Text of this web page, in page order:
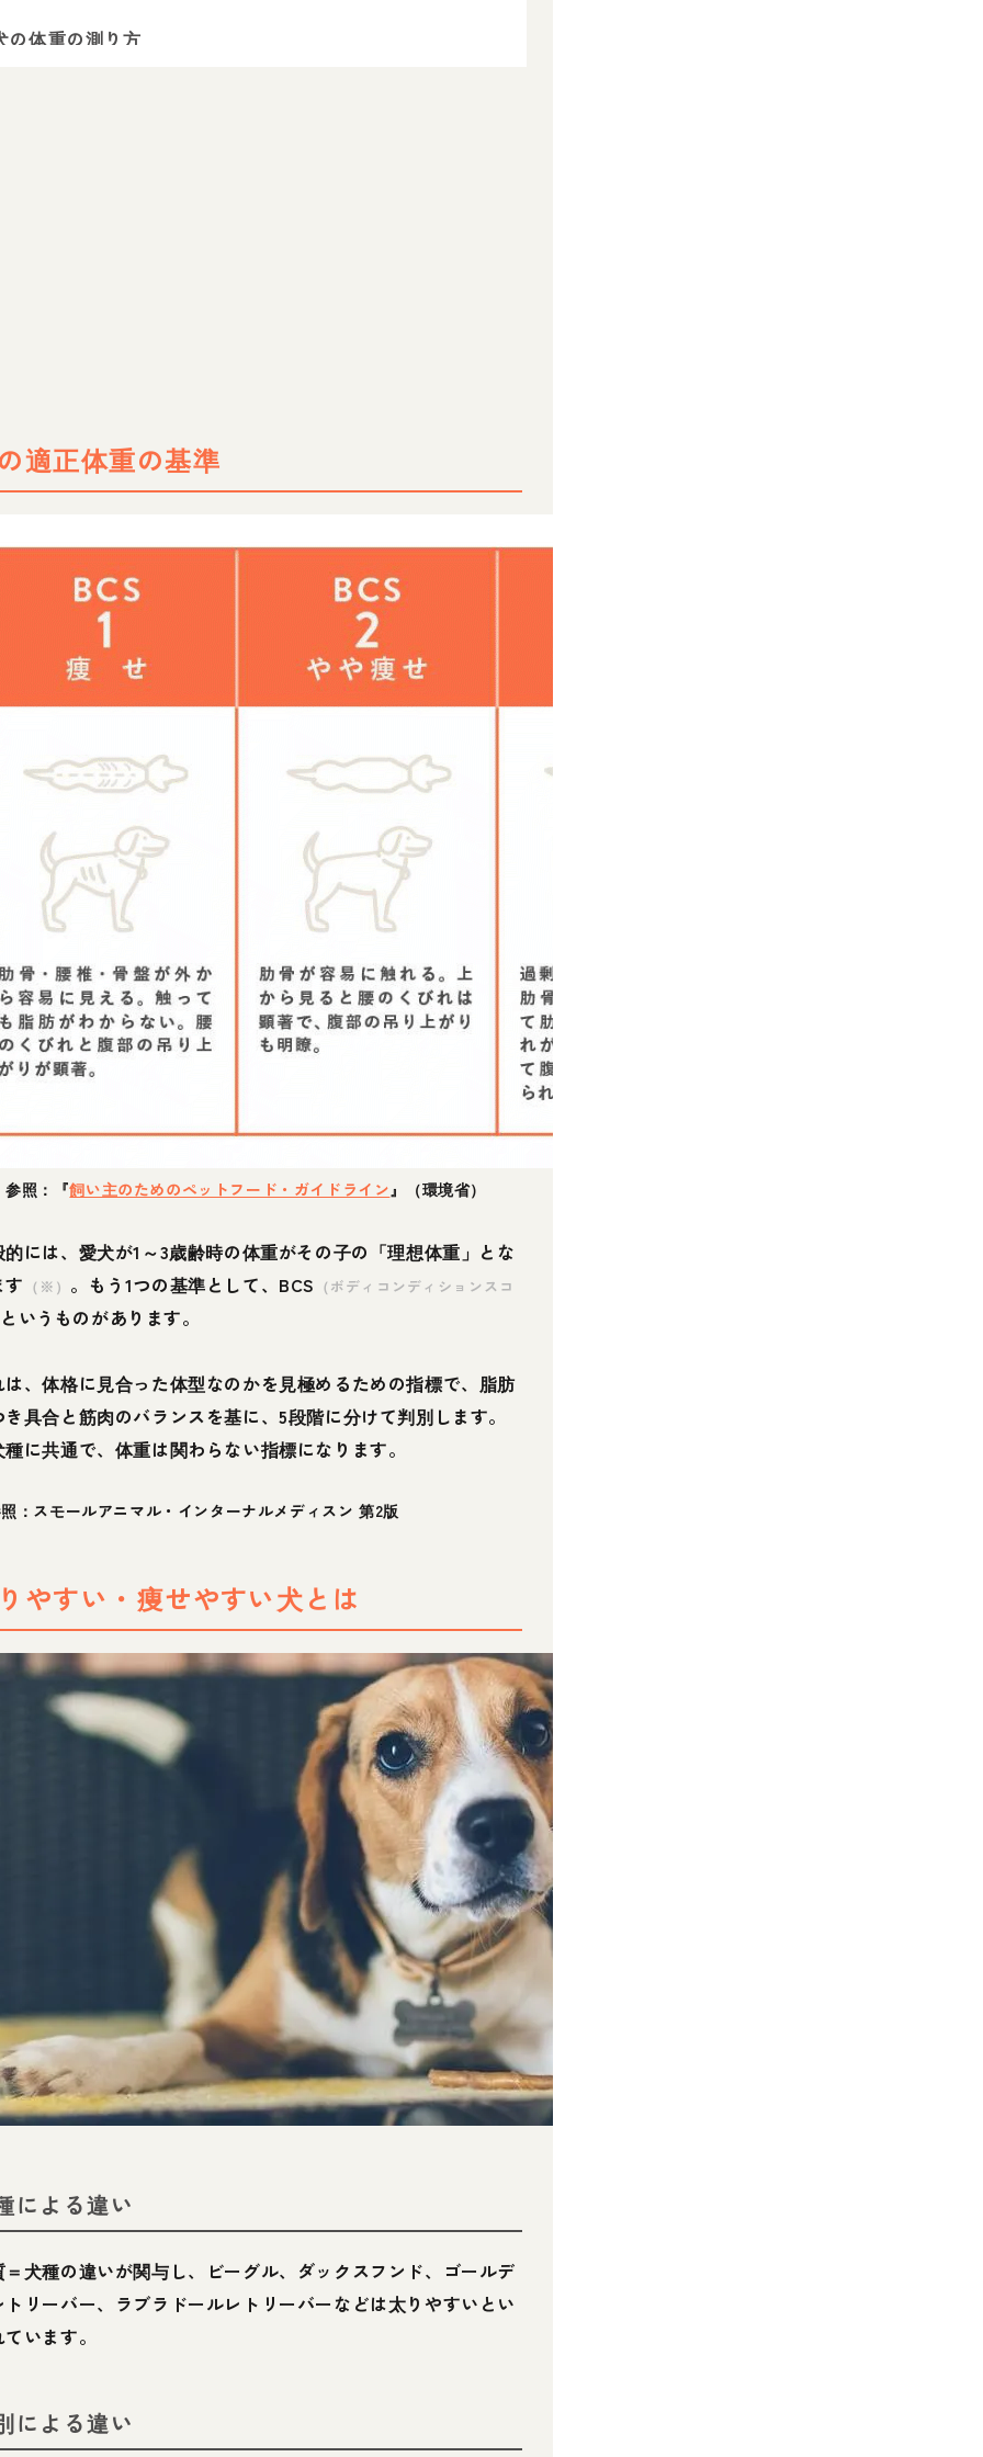
の体重の測り方
適正体重の基準
参照：『飼い主のためのペットフード・ガイドライン』（環境省）
的には、愛犬が1～3歳齢時の体重がその子の「理想体重」とな
（※） 。もう1つの基準として、BCS （ボディコンディションスコ
というものがあります。
は、体格に見合った体型なのかを見極めるための指標で、脂肪
具合と筋肉のバランスを基に、5段階に分けて判別します。
に共通で、体重は関わらない指標になります。
：スモールアニマル・インターナルメディスン 第2版
やすい・痩せやすい犬とは
による違い
＝犬種の違いが関与し、ビーグル、ダックスフンド、ゴールデ
トリーバー、ラブラドールレトリーバーなどは太りやすいとい
います。
による違い